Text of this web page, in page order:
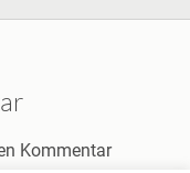
Kommentar